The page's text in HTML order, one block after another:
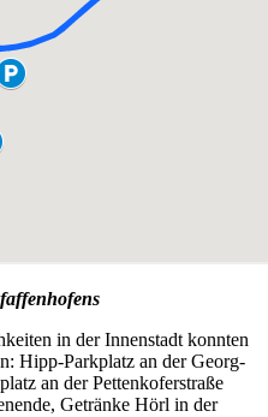
in der Innenstadt konnten
Hipp-Parkplatz an der Georg-
an der Pettenkoferstraße
Getränke Hörl in der